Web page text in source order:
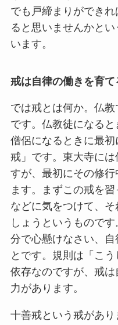
でも戸締まりができ
ると思いませんかと
います。
戒は自律の働きを育て
では戒とは何か。仏
です。仏教徒になると
僧侶になるときに最
戒」です。東大寺に
すが、最初にその修
ます。まずこの戒を
などに気をつけて、
しょうというもので
分で心懸けなさい、
とです。規則は「こ
依存なのですが、戒
力があります。
十善戒という戒があ